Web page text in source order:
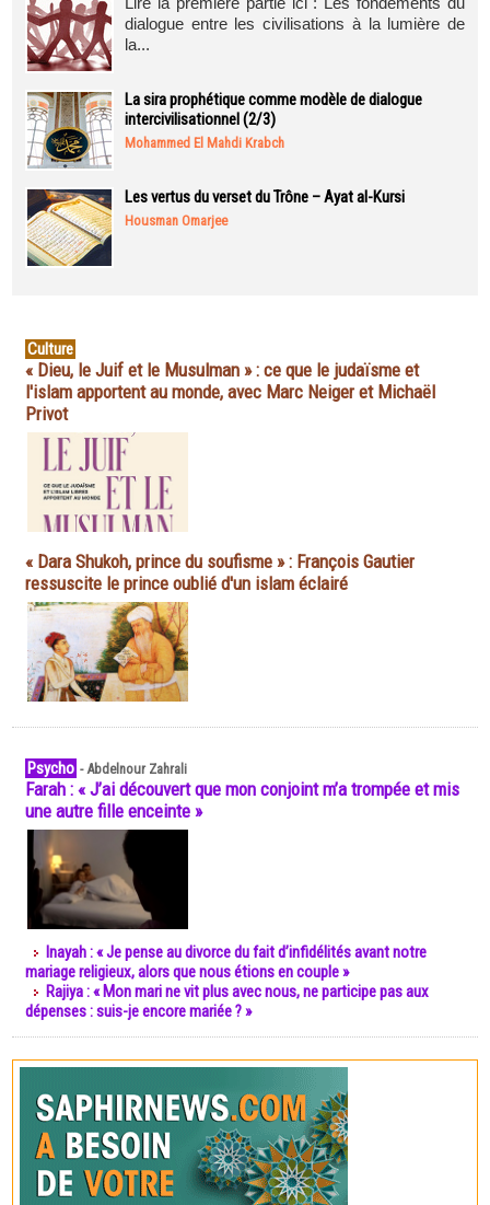
dialogue entre les civilisations à la lumière de
la...
La sira prophétique comme modèle de dialogue
intercivilisationnel (2/3)
Mohammed El Mahdi Krabch
Les vertus du verset du Trône – Ayat al-Kursi
Housman Omarjee
Culture
« Dieu, le Juif et le Musulman » : ce que le judaïsme et
l'islam apportent au monde, avec Marc Neiger et Michaël
Privot
« Dara Shukoh, prince du soufisme » : François Gautier
ressuscite le prince oublié d'un islam éclairé
Psycho -Abdelnour Zahrali
Farah : « J’ai découvert que mon conjoint m’a trompée et mis
une autre fille enceinte »
Inayah : « Je pense au divorce du fait d’infidélités avant notre
mariage religieux, alors que nous étions en couple »
Rajiya : « Mon mari ne vit plus avec nous, ne participe pas aux
dépenses : suis-je encore mariée ? »